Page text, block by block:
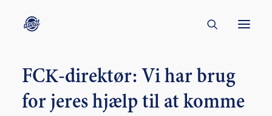
CONTACT
ABOUT
FCK-direktør: Vi har brug
for jeres hjælp til at komme